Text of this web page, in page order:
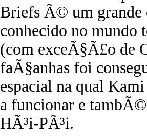
Briefs Ã© um grande
conhecido no mundo
(com exceÃ§Ã£o de
faÃ§anhas foi
espacial na qual
a funcionar e
HÃ³i-PÃ³i.